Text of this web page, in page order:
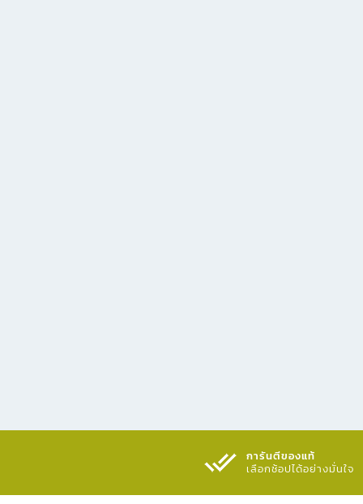
การันตีของแท้
เลือกช้อปได้อย่างมั่นใจ​